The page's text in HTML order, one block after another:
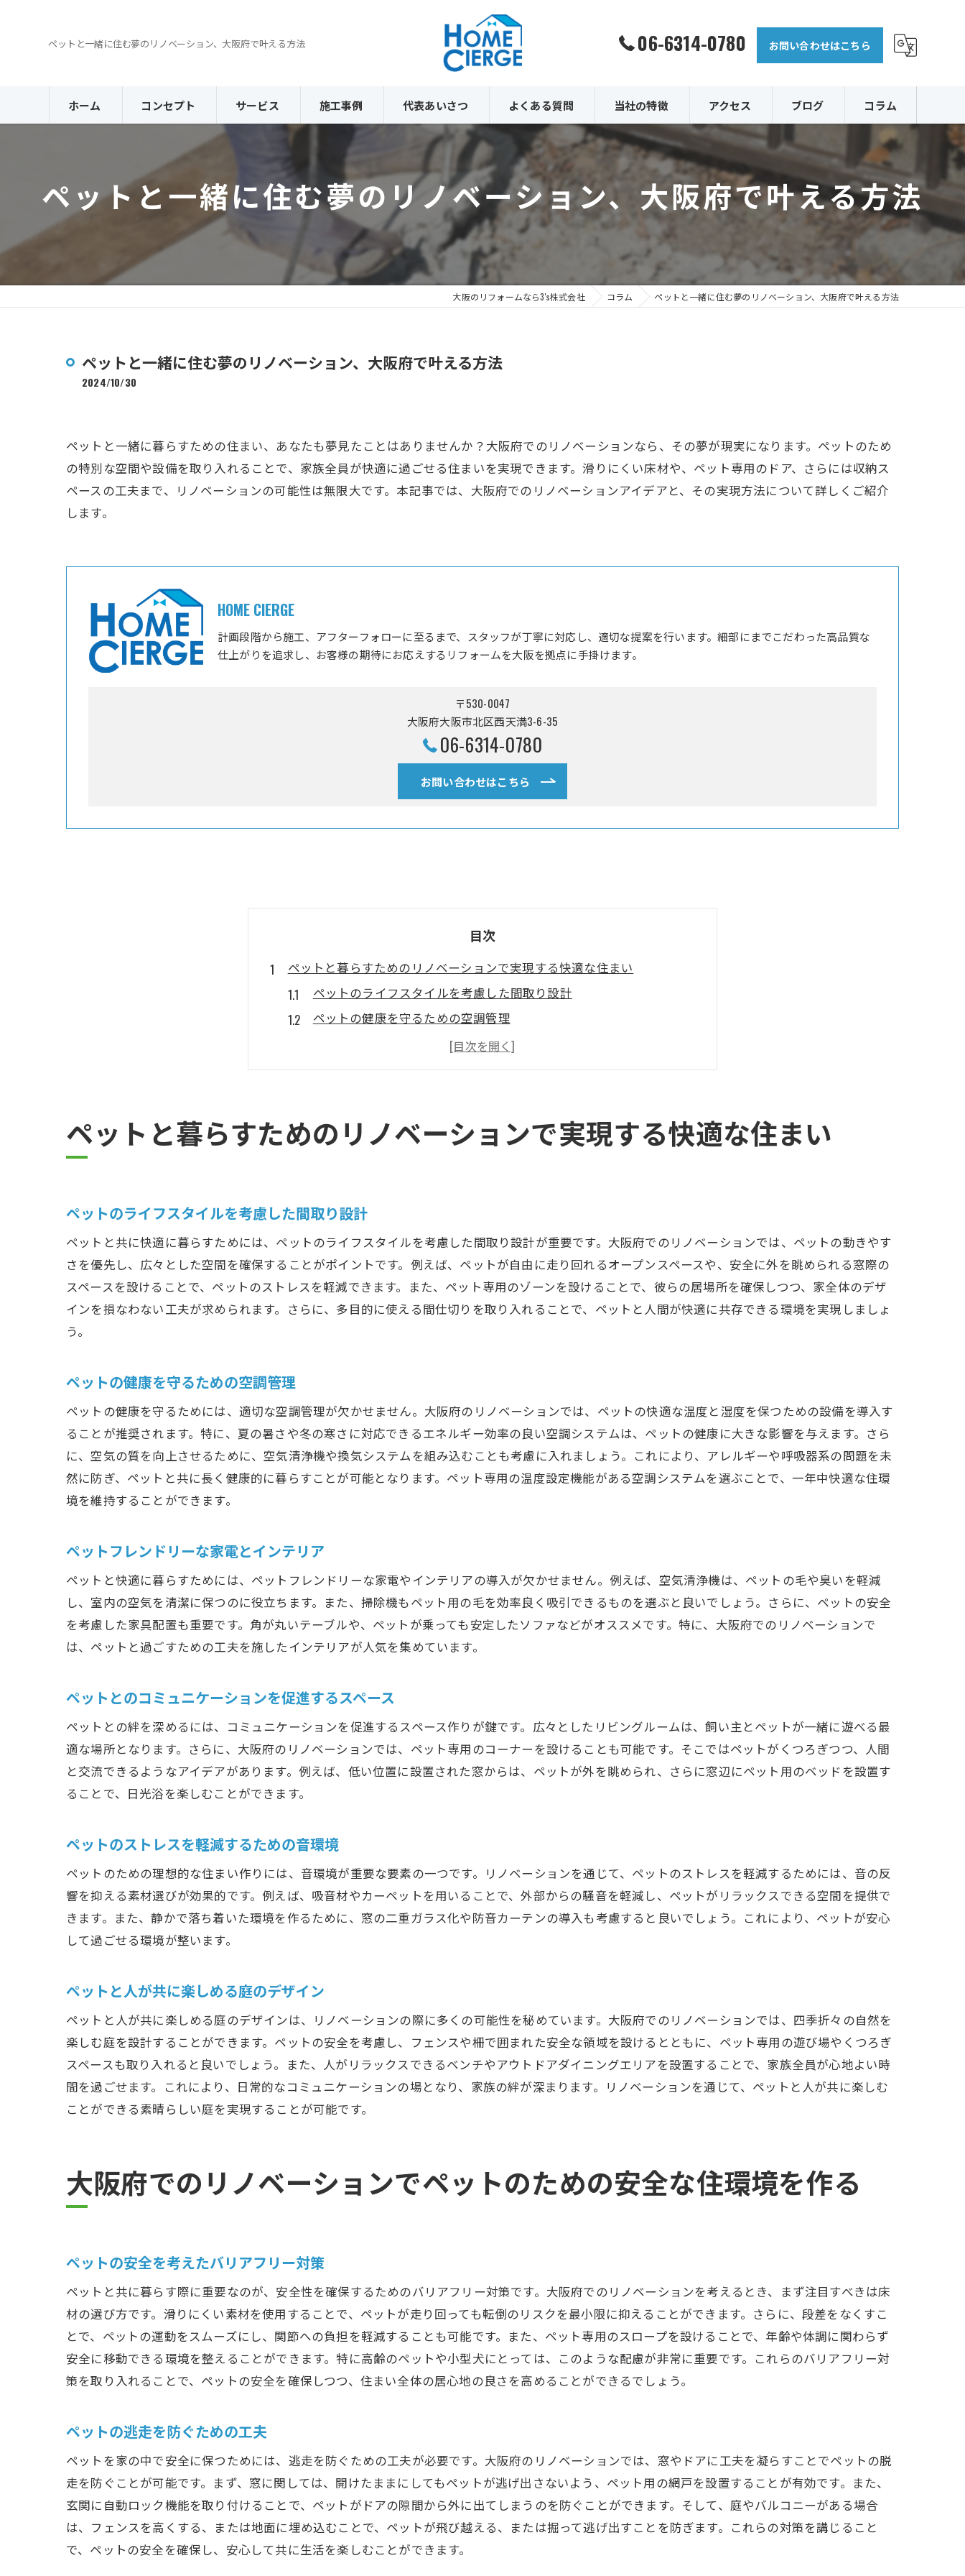
ペットと一緒に住む夢のリノベーション、大阪府で叶える方法 06-6314-0780 お問い合わせはこちら
ホーム コンセプト サービス 施工事例 代表あいさつ よくある質問 当社の特徴
内装
外壁
外構
原状回復
解体
アクセス ブログ コラム
ペットと一緒に住む夢のリノベーション、大阪府で叶える方法
大阪のリフォームなら3's株式会社 コラム ペットと一緒に住む夢のリノベーション、大阪府で叶える方法
ペットと一緒に住む夢のリノベーション、大阪府で叶える方法
2024/10/30
ペットと一緒に暮らすための住まい、あなたも夢見たことはありませんか？大阪府でのリノベーションなら、その夢が現実になります。ペットのため
の特別な空間や設備を取り入れることで、家族全員が快適に過ごせる住まいを実現できます。滑りにくい床材や、ペット専用のドア、さらには収納ス
ペースの工夫まで、リノベーションの可能性は無限大です。本記事では、大阪府でのリノベーションアイデアと、その実現方法について詳しくご紹介
します。
HOME CIERGE
計画段階から施工、アフターフォローに至るまで、スタッフが丁寧に対応し、適切な提案を行います。細部にまでこだわった高品質な
仕上がりを追求し、お客様の期待にお応えするリフォームを大阪を拠点に手掛けます。
〒530-0047
大阪府大阪市北区西天満3-6-35
06-6314-0780
お問い合わせはこちら
目次
ペットと暮らすためのリノベーションで実現する快適な住まい
ペットのライフスタイルを考慮した間取り設計
ペットの健康を守るための空調管理
ペットフレンドリーな家電とインテリア
ペットとのコミュニケーションを促進するスペース
ペットと人が共に楽しめる庭のデザイン
大阪府でのリノベーションでペットのための安全な住環境を作る
ペットのための耐久性のある素材選び
ペットのストレスを軽減する静音設計
ペットのアレルギー対策と空気清浄
ペットに優しい照明計画
ペットと一緒に快適に過ごせるリノベーションプランのご紹介
ペットのためのプライバシーゾーン設計
ペットとの生活をより便利にするテクノロジー
ペットの健康を維持するための水回りの工夫
床材のメンテナンスと長持ちさせるポイント
ペットの足腰に優しい快適な床材
ペットのための抗菌・防臭性能を持つ床材
ペットが自由に走り回れる空間づくり
ペットの爪による傷を防ぐ床材選択
ペットのための専用寝室の設計
ペットの食事スペースの工夫
ペットのケアスペースの設置ポイント
ペットが安心して過ごせるクレートスペース
ペットと家族全員が快適に過ごせるリノベーションのポイント
ペットと共に過ごす家族のためのリビング設計
ペットのための安心できる寝室環境
ペットと家族の交流を深める共有スペース
ペットと家族の健康を守るエコフレンドリーな素材選び
大阪府でリノベーションする際に知っておきたいペットのためのアイデア
ペットのためのリノベーションにおける法規制
ペットの年齢に合わせたリノベーション計画
ペットの体型に応じた住宅の工夫
ペットの福祉を考えたソリューション
ペットと共に過ごすための大阪府のリノベーションプランの魅力
ペットと一緒に楽しむガーデンスペース
ペットのための特別なリラクゼーションエリア
ペットの健康を保つための環境作り
ペットと共同生活のためのデザインインスピレーション
ペットと暮らすためのリノベーションで実現する快適な住まい
ペットのライフスタイルを考慮した間取り設計
ペットと共に快適に暮らすためには、ペットのライフスタイルを考慮した間取り設計が重要です。大阪府でのリノベーションでは、ペットの動きやす
さを優先し、広々とした空間を確保することがポイントです。例えば、ペットが自由に走り回れるオープンスペースや、安全に外を眺められる窓際の
スペースを設けることで、ペットのストレスを軽減できます。また、ペット専用のゾーンを設けることで、彼らの居場所を確保しつつ、家全体のデザ
インを損なわない工夫が求められます。さらに、多目的に使える間仕切りを取り入れることで、ペットと人間が快適に共存できる環境を実現しましょ
う。
ペットの健康を守るための空調管理
ペットの健康を守るためには、適切な空調管理が欠かせません。大阪府のリノベーションでは、ペットの快適な温度と湿度を保つための設備を導入す
ることが推奨されます。特に、夏の暑さや冬の寒さに対応できるエネルギー効率の良い空調システムは、ペットの健康に大きな影響を与えます。さら
に、空気の質を向上させるために、空気清浄機や換気システムを組み込むことも考慮に入れましょう。これにより、アレルギーや呼吸器系の問題を未
然に防ぎ、ペットと共に長く健康的に暮らすことが可能となります。ペット専用の温度設定機能がある空調システムを選ぶことで、一年中快適な住環
境を維持することができます。
ペットフレンドリーな家電とインテリア
ペットと快適に暮らすためには、ペットフレンドリーな家電やインテリアの導入が欠かせません。例えば、空気清浄機は、ペットの毛や臭いを軽減
し、室内の空気を清潔に保つのに役立ちます。また、掃除機もペット用の毛を効率良く吸引できるものを選ぶと良いでしょう。さらに、ペットの安全
を考慮した家具配置も重要です。角が丸いテーブルや、ペットが乗っても安定したソファなどがオススメです。特に、大阪府でのリノベーションで
は、ペットと過ごすための工夫を施したインテリアが人気を集めています。
ペットとのコミュニケーションを促進するスペース
ペットとの絆を深めるには、コミュニケーションを促進するスペース作りが鍵です。広々としたリビングルームは、飼い主とペットが一緒に遊べる最
適な場所となります。さらに、大阪府のリノベーションでは、ペット専用のコーナーを設けることも可能です。そこではペットがくつろぎつつ、人間
と交流できるようなアイデアがあります。例えば、低い位置に設置された窓からは、ペットが外を眺められ、さらに窓辺にペット用のベッドを設置す
ることで、日光浴を楽しむことができます。
ペットのストレスを軽減するための音環境
ペットのための理想的な住まい作りには、音環境が重要な要素の一つです。リノベーションを通じて、ペットのストレスを軽減するためには、音の反
響を抑える素材選びが効果的です。例えば、吸音材やカーペットを用いることで、外部からの騒音を軽減し、ペットがリラックスできる空間を提供で
きます。また、静かで落ち着いた環境を作るために、窓の二重ガラス化や防音カーテンの導入も考慮すると良いでしょう。これにより、ペットが安心
して過ごせる環境が整います。
ペットと人が共に楽しめる庭のデザイン
ペットと人が共に楽しめる庭のデザインは、リノベーションの際に多くの可能性を秘めています。大阪府でのリノベーションでは、四季折々の自然を
楽しむ庭を設計することができます。ペットの安全を考慮し、フェンスや柵で囲まれた安全な領域を設けるとともに、ペット専用の遊び場やくつろぎ
スペースも取り入れると良いでしょう。また、人がリラックスできるベンチやアウトドアダイニングエリアを設置することで、家族全員が心地よい時
間を過ごせます。これにより、日常的なコミュニケーションの場となり、家族の絆が深まります。リノベーションを通じて、ペットと人が共に楽しむ
ことができる素晴らしい庭を実現することが可能です。
大阪府でのリノベーションでペットのための安全な住環境を作る
ペットの安全を考えたバリアフリー対策
ペットと共に暮らす際に重要なのが、安全性を確保するためのバリアフリー対策です。大阪府でのリノベーションを考えるとき、まず注目すべきは床
材の選び方です。滑りにくい素材を使用することで、ペットが走り回っても転倒のリスクを最小限に抑えることができます。さらに、段差をなくすこ
とで、ペットの運動をスムーズにし、関節への負担を軽減することも可能です。また、ペット専用のスロープを設けることで、年齢や体調に関わらず
安全に移動できる環境を整えることができます。特に高齢のペットや小型犬にとっては、このような配慮が非常に重要です。これらのバリアフリー対
策を取り入れることで、ペットの安全を確保しつつ、住まい全体の居心地の良さを高めることができるでしょう。
ペットの逃走を防ぐための工夫
ペットを家の中で安全に保つためには、逃走を防ぐための工夫が必要です。大阪府のリノベーションでは、窓やドアに工夫を凝らすことでペットの脱
走を防ぐことが可能です。まず、窓に関しては、開けたままにしてもペットが逃げ出さないよう、ペット用の網戸を設置することが有効です。また、
玄関に自動ロック機能を取り付けることで、ペットがドアの隙間から外に出てしまうのを防ぐことができます。そして、庭やバルコニーがある場合
は、フェンスを高くする、または地面に埋め込むことで、ペットが飛び越える、または掘って逃げ出すことを防ぎます。これらの対策を講じること
で、ペットの安全を確保し、安心して共に生活を楽しむことができます。